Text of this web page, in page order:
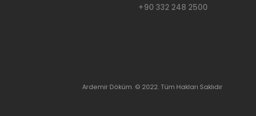
+90 332 248 2500
Ardemir Döküm. © 2022. Tüm Hakları Saklıdır